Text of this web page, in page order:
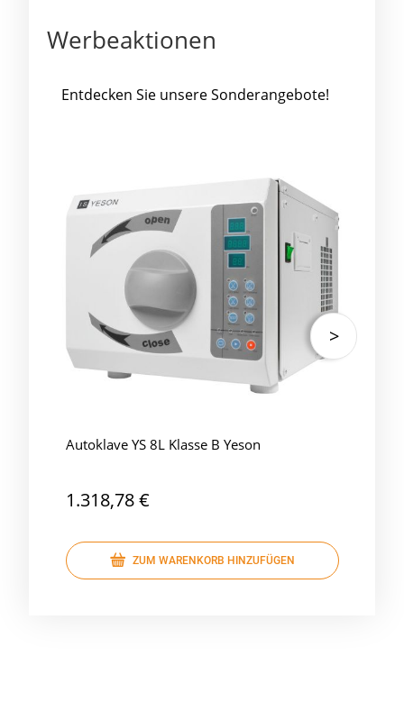
Werbeaktionen
Entdecken Sie unsere Sonderangebote!
Autoklave YS 8L Klasse B Yeson
1.318,78 €
ZUM WARENKORB HINZUFÜGEN